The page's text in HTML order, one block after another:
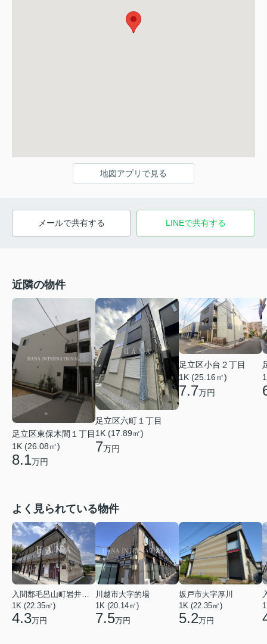
地図アプリで見る
メールで共有する LINEで共有する
近隣の物件
足立区東保木間１丁目
1K (26.08㎡)
8.1万円
足立区六町１丁目
1K (17.89㎡)
7万円
足立区小台２丁目
1K (25.16㎡)
7.7万円
よく見られている物件
入間郡毛呂山町岩井西１丁目
1K (22.35㎡)
4.3万円
川越市大字的場
1K (20.14㎡)
7.5万円
坂戸市大字厚川
1K (22.35㎡)
5.2万円